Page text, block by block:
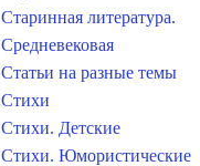
Старинная литература.
Средневековая
Статьи на разные темы
Стихи
Стихи. Детские
Стихи. Юмористические